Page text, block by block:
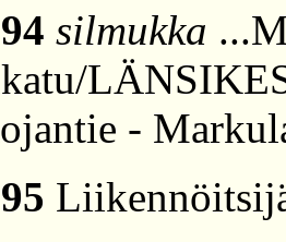
silmukka
-